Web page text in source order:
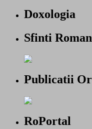
Doxologia
Sfinti
Publicatii
RoPortal